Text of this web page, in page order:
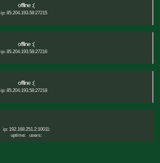
offline :(
ip: 85.204.193.58:27215
offline :(
ip: 85.204.193.58:27216
offline :(
ip: 85.204.193.58:27218
ip: 192.168.251.2:10011:
uptime:
users: